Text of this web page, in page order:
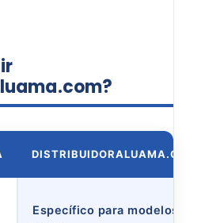
DISTRIBUIDORALUAMA.COM
Específico para modelos